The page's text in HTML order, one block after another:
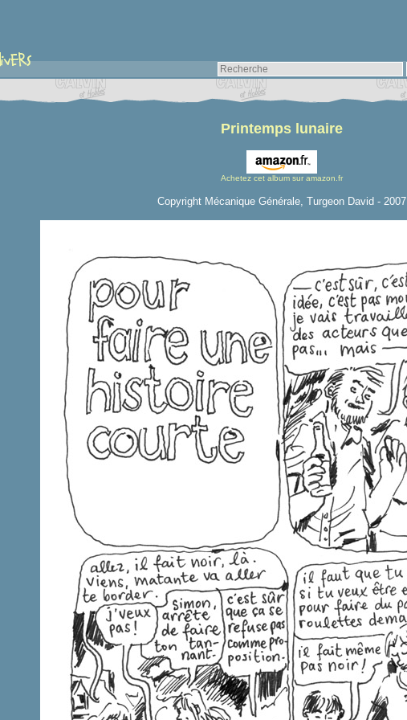
Printemps lunaire
Achetez cet album sur amazon.fr
Copyright Mécanique Générale, Turgeon David - 2007